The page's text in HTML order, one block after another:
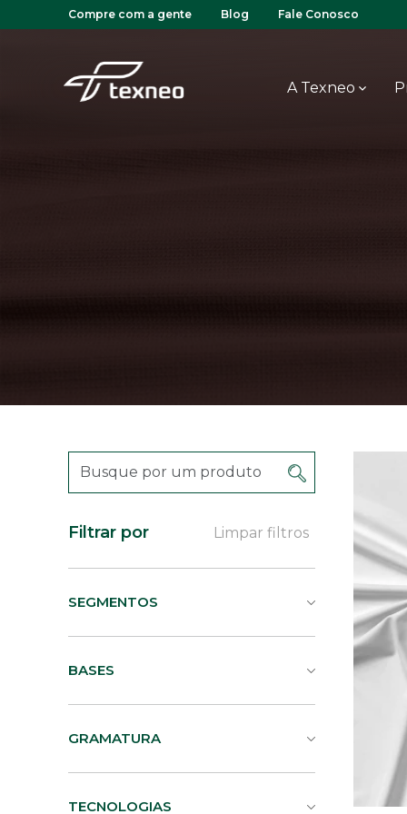
Compre com a gente Blog Fale Conosco
A Texneo
Filtrar por Limpar filtros
SEGMENTOS
BASES
GRAMATURA
TECNOLOGIAS